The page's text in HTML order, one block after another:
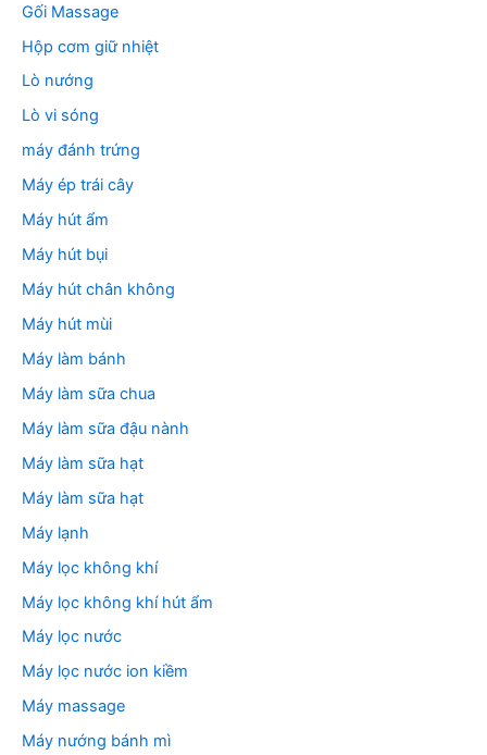
Gối Massage
Hộp cơm giữ nhiệt
Lò nướng
Lò vi sóng
máy đánh trứng
Máy ép trái cây
Máy hút ẩm
Máy hút bụi
Máy hút chân không
Máy hút mùi
Máy làm bánh
Máy làm sữa chua
Máy làm sữa đậu nành
Máy làm sữa hạt
Máy làm sữa hạt
Máy lạnh
Máy lọc không khí
Máy lọc không khí hút ẩm
Máy lọc nước
Máy lọc nước ion kiềm
Máy massage
Máy nướng bánh mì